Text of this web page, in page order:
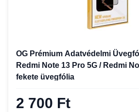
OG Prémium Adatvédelmi
Redmi Note 13 Pro 5G / Redmi
fekete üvegfólia
2 700 Ft